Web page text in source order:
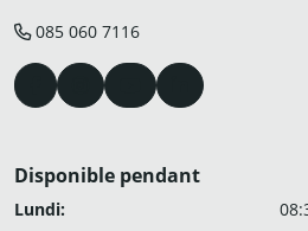
085 060 7116
Disponible pendant
Lundi: